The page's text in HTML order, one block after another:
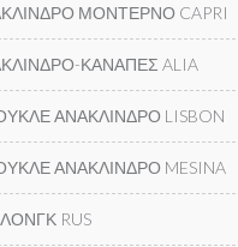
ΜΟΝΤΕΡΝΟ CAPRI
ΚΑΝΑΠΕΣ ALIA
ΑΝΑΚΛΙΝΔΡΟ LISBON
ΑΝΑΚΛΙΝΔΡΟ MESINA
RUS